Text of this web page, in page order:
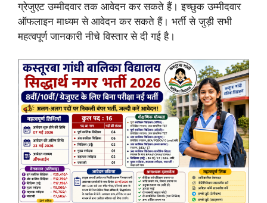
ग्रेजुएट उम्मीदवार तक आवेदन कर सकते हैं। इच्छुक उम्मीदवार
ऑफलाइन माध्यम से आवेदन कर सकते हैं। भर्ती से जुड़ी सभी
महत्वपूर्ण जानकारी नीचे विस्तार से दी गई है।